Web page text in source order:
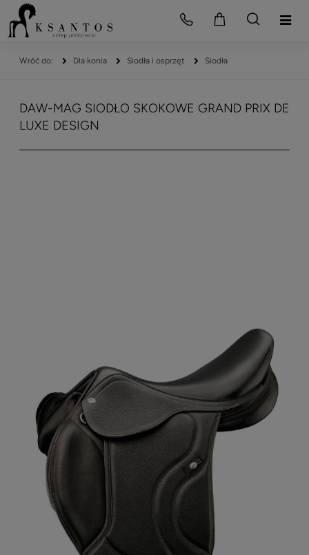
Dla konia Siodła i osprzęt Siodła
DAW-MAG SIODŁO SKOKOWE GRAND PRIX DE
LUXE DESIGN